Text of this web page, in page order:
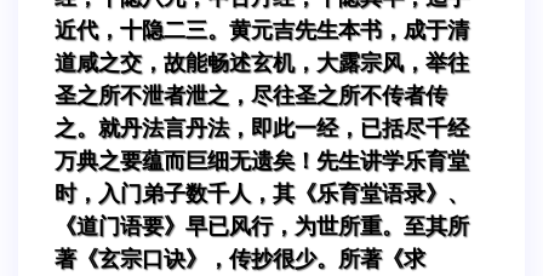
近代，十隐二三。黄元吉先生本书，成于清
道咸之交，故能畅述玄机，大露宗风，举往
圣之所不泄者泄之，尽往圣之所不传者传
之。就丹法言丹法，即此一经，已括尽千经
万典之要蕴而巨细无遗矣！先生讲学乐育堂
时，入门弟子数千人，其《乐育堂语录》、
《道门语要》早已风行，为世所重。至其所
著《玄宗口诀》，传抄很少。所著《求